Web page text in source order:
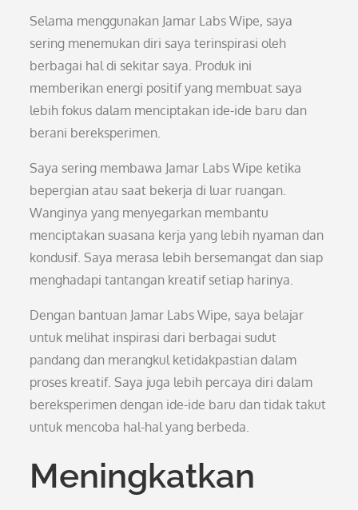
Selama menggunakan Jamar Labs Wipe, saya
sering menemukan diri saya terinspirasi oleh
berbagai hal di sekitar saya. Produk ini
memberikan energi positif yang membuat saya
lebih fokus dalam menciptakan ide-ide baru dan
berani bereksperimen.
Saya sering membawa Jamar Labs Wipe ketika
bepergian atau saat bekerja di luar ruangan.
Wanginya yang menyegarkan membantu
menciptakan suasana kerja yang lebih nyaman dan
kondusif. Saya merasa lebih bersemangat dan siap
menghadapi tantangan kreatif setiap harinya.
Dengan bantuan Jamar Labs Wipe, saya belajar
untuk melihat inspirasi dari berbagai sudut
pandang dan merangkul ketidakpastian dalam
proses kreatif. Saya juga lebih percaya diri dalam
bereksperimen dengan ide-ide baru dan tidak takut
untuk mencoba hal-hal yang berbeda.
Meningkatkan